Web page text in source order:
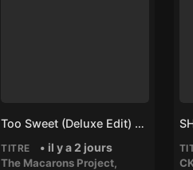
Too Sweet (Deluxe Edit) – Trinix, The Macarons Project
TITRE • il y a 2 jours
The Macarons Project,